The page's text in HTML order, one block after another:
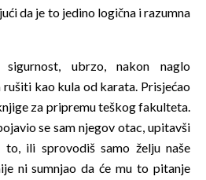
da je to jedino logična i razumna
ubrzo, nakon naglo
rušiti kao kula od karata. Prisjećao
za pripremu teškog fakulteta.
se sam njegov otac, upitavši
ili sprovodiš samo želju naše
ni sumnjao da će mu to pitanje